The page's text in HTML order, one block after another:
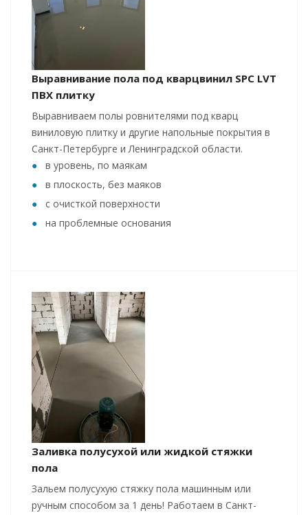
Выравнивание пола под кварцвинил SPC LVT
ПВХ плитку
Выравниваем полы ровнителями под кварц
виниловую плитку и другие напольные покрытия в
Санкт-Петербурге и Ленинградской области.
в уровень, по маякам
в плоскость, без маяков
с очисткой поверхности
на проблемные основания
Заливка полусухой или жидкой стяжки
пола
Зальем полусухую стяжку пола машинным или
ручным способом за 1 день! Работаем в Санкт-